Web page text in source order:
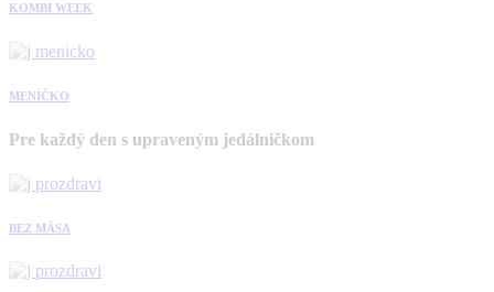
KOMBI WEEK
MENÍČKO
Pre každý den s upraveným jedálničkom
BEZ MÄSA